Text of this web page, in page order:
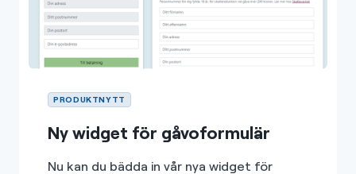
PRODUKTNYTT
Ny widget för gåvoformulär
Nu kan du bädda in vår nya widget för